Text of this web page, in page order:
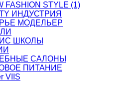
FASHION STYLE (1)
ИНДУСТРИЯ
МОДЕЛЬЕР
ШКОЛЫ
САЛОНЫ
ПИТАНИЕ
VIIS